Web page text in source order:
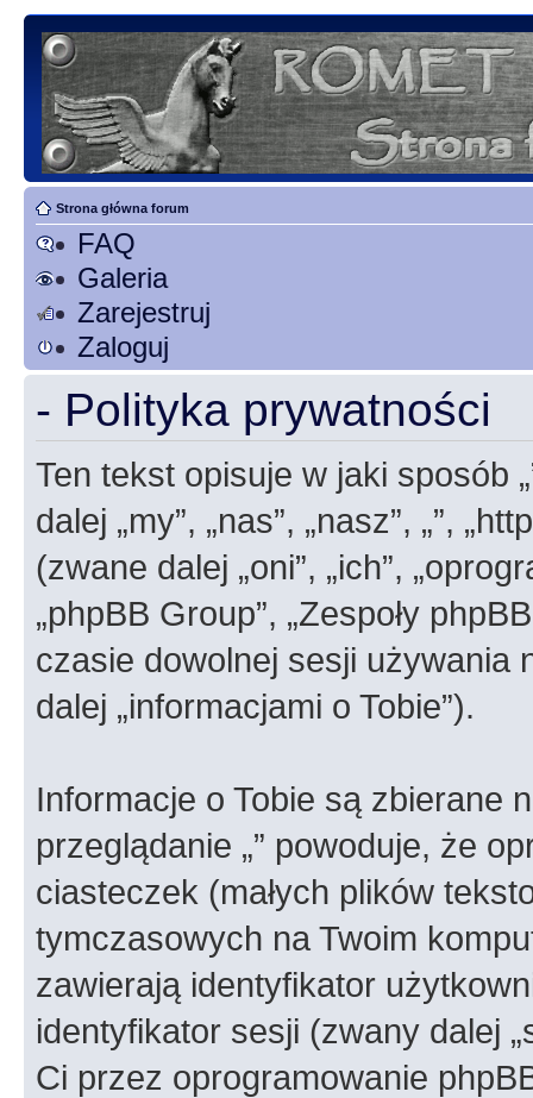
Strona główna forum
FAQ
Galeria
Zarejestruj
Zaloguj
- Polityka prywatności
Ten tekst opisuje w jaki sposób
dalej „my”, „nas”, „nasz”, „”,
(zwane dalej „oni”, „ich”,
„phpBB Group”, „Zespoły
czasie dowolnej sesji używania
dalej „informacjami o Tobie”).
Informacje o Tobie są zbierane
przeglądanie „” powoduje, że
ciasteczek (małych plików
tymczasowych na Twoim
zawierają identyfikator
identyfikator sesji (zwany dalej
Ci przez oprogramowanie